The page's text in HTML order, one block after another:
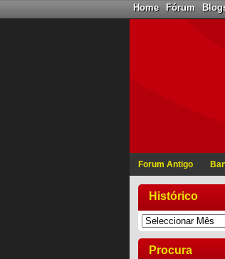
Home Fórum
Forum Antigo
Histórico
Procura